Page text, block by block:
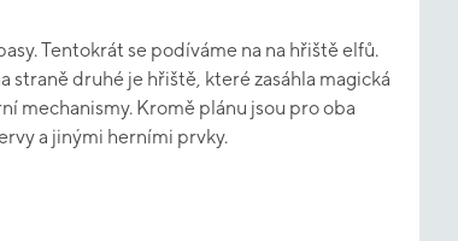
Tentokrát se podíváme na na hřiště elfů.
straně druhé je hřiště, které zasáhla magická
mechanismy. Kromě plánu jsou pro oba
a jinými herními prvky.